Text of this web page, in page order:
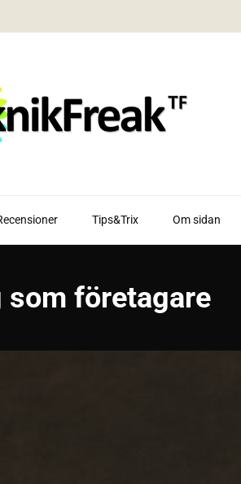
Tips&Trix Om sidan
företagare